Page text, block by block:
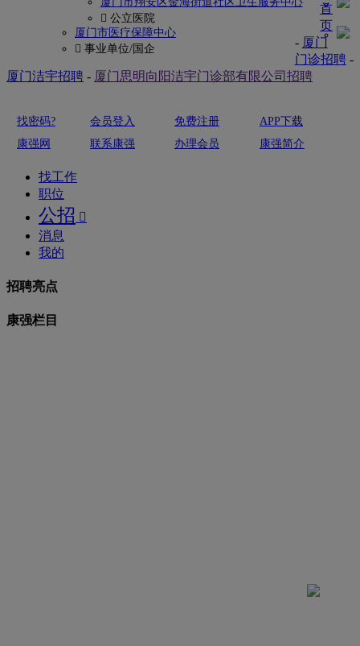
 公立医院
厦门市医疗保障中心
 事业单位/国企
首
页
- 厦门
门诊招聘-
厦门洁宇招聘 - 厦门思明向阳洁宇门诊部有限公司招聘
找密码? 会员登入 免费注册
APP下载
康强网
联系康强 办理会员 康强简介
找工作
职位
公招 
消息
我的
招聘亮点
康强栏目